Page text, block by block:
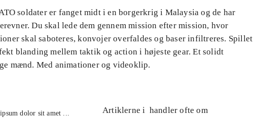
soldater er fanget midt i en borgerkrig i Malaysia og de har
Du skal lede dem gennem mission efter mission, hvor
skal saboteres, konvojer overfaldes og baser infiltreres. Spillet
blanding mellem taktik og action i højeste gear. Et solidt
mænd. Med animationer og videoklip.
dolor sit amet ...
Artiklerne i handler ofte om